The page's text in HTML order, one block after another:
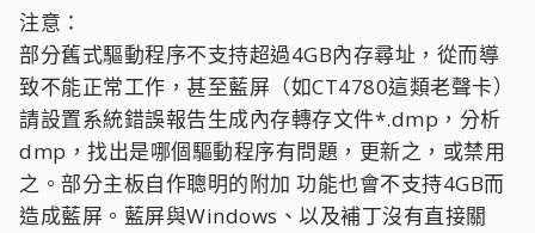
注意：
部分舊式驅動程序不支持超過4GB內存尋址，從而導
致不能正常工作，甚至藍屏（如CT4780這類老聲卡）
請設置系統錯誤報告生成內存轉存文件*.dmp，分析
dmp，找出是哪個驅動程序有問題，更新之，或禁用
之。部分主板自作聰明的附加 ​​功能也會不支持4GB而
造成藍屏。藍屏與Windows、以及補丁沒有直接關